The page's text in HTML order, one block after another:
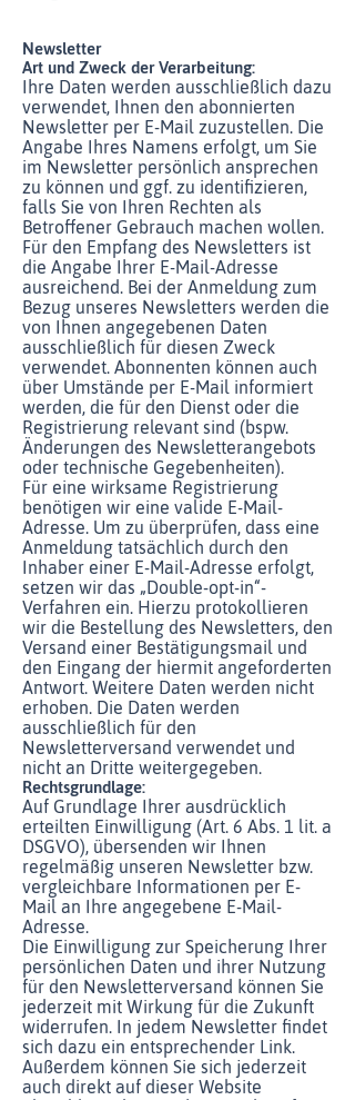
Newsletter
Art und Zweck der Verarbeitung:
Ihre Daten werden ausschließlich dazu
verwendet, Ihnen den abonnierten
Newsletter per E-Mail zuzustellen. Die
Angabe Ihres Namens erfolgt, um Sie
im Newsletter persönlich ansprechen
zu können und ggf. zu identifizieren,
falls Sie von Ihren Rechten als
Betroffener Gebrauch machen wollen.
Für den Empfang des Newsletters ist
die Angabe Ihrer E-Mail-Adresse
ausreichend. Bei der Anmeldung zum
Bezug unseres Newsletters werden die
von Ihnen angegebenen Daten
ausschließlich für diesen Zweck
verwendet. Abonnenten können auch
über Umstände per E-Mail informiert
werden, die für den Dienst oder die
Registrierung relevant sind (bspw.
Änderungen des Newsletterangebots
oder technische Gegebenheiten).
Für eine wirksame Registrierung
benötigen wir eine valide E-Mail-
Adresse. Um zu überprüfen, dass eine
Anmeldung tatsächlich durch den
Inhaber einer E-Mail-Adresse erfolgt,
setzen wir das „Double-opt-in“-
Verfahren ein. Hierzu protokollieren
wir die Bestellung des Newsletters, den
Versand einer Bestätigungsmail und
den Eingang der hiermit angeforderten
Antwort. Weitere Daten werden nicht
erhoben. Die Daten werden
ausschließlich für den
Newsletterversand verwendet und
nicht an Dritte weitergegeben.
Rechtsgrundlage:
Auf Grundlage Ihrer ausdrücklich
erteilten Einwilligung (Art. 6 Abs. 1 lit. a
DSGVO), übersenden wir Ihnen
regelmäßig unseren Newsletter bzw.
vergleichbare Informationen per E-
Mail an Ihre angegebene E-Mail-
Adresse.
Die Einwilligung zur Speicherung Ihrer
persönlichen Daten und ihrer Nutzung
für den Newsletterversand können Sie
jederzeit mit Wirkung für die Zukunft
widerrufen. In jedem Newsletter findet
sich dazu ein entsprechender Link.
Außerdem können Sie sich jederzeit
auch direkt auf dieser Website